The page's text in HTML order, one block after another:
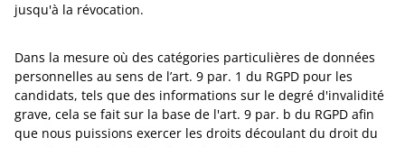
jusqu'à la révocation.
Dans la mesure où des catégories particulières de données
personnelles au sens de l’art. 9 par. 1 du RGPD pour les
candidats, tels que des informations sur le degré d'invalidité
grave, cela se fait sur la base de l'art. 9 par. b du RGPD afin
que nous puissions exercer les droits découlant du droit du